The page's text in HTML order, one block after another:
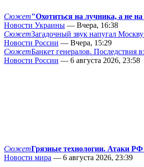
Сюжет"Охотиться на лучника, а не
Новости Украины — Вчера, 16:38
СюжетЗагадочный звук напугал
Новости России — Вчера, 15:29
СюжетБанкет генералов. Последствия
Новости России — 6 августа 2026, 23:58
СюжетГрязные технологии. Атаки
Новости мира — 6 августа 2026, 23:39